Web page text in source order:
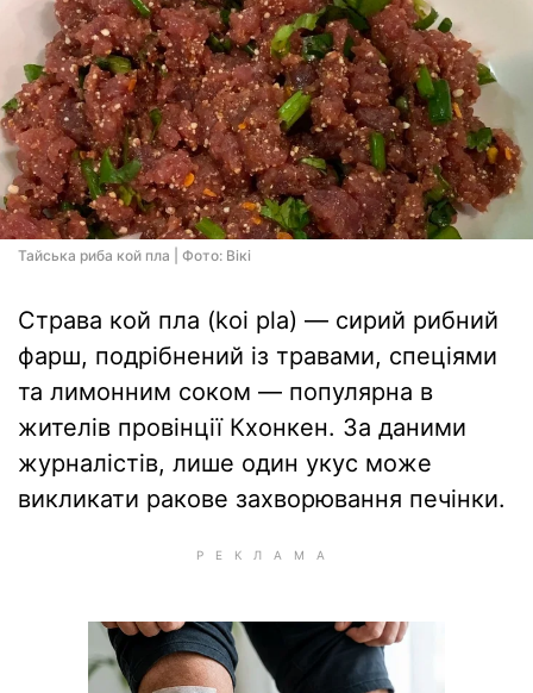
Тайська риба кой пла | Фото: Вікі
Страва кой пла (koi pla) — сирий рибний
фарш, подрібнений із травами, спеціями
та лимонним соком — популярна в
жителів провінції Кхонкен. За даними
журналістів, лише один укус може
викликати ракове захворювання печінки.